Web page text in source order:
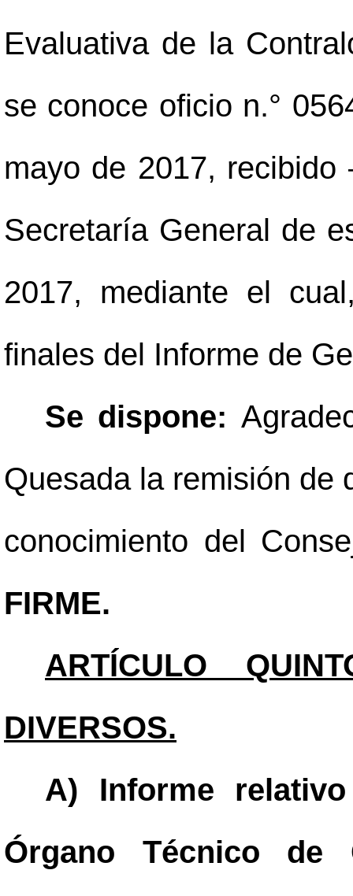
Evaluativa de la
se conoce oficio n.°
mayo de 2017, recibido
Secretaría General de
2017, mediante el
finales del Informe de
Se dispone:
Quesada la remisión de
conocimiento del
FIRME.
ARTÍCULO
DIVERSOS.
A) Informe
Órgano Técnico